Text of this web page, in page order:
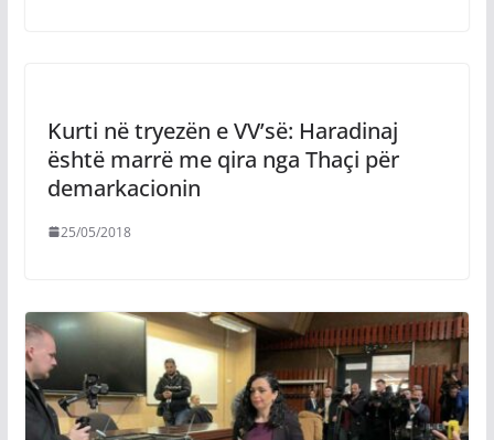
Kurti në tryezën e VV’së: Haradinaj
është marrë me qira nga Thaçi për
demarkacionin
25/05/2018